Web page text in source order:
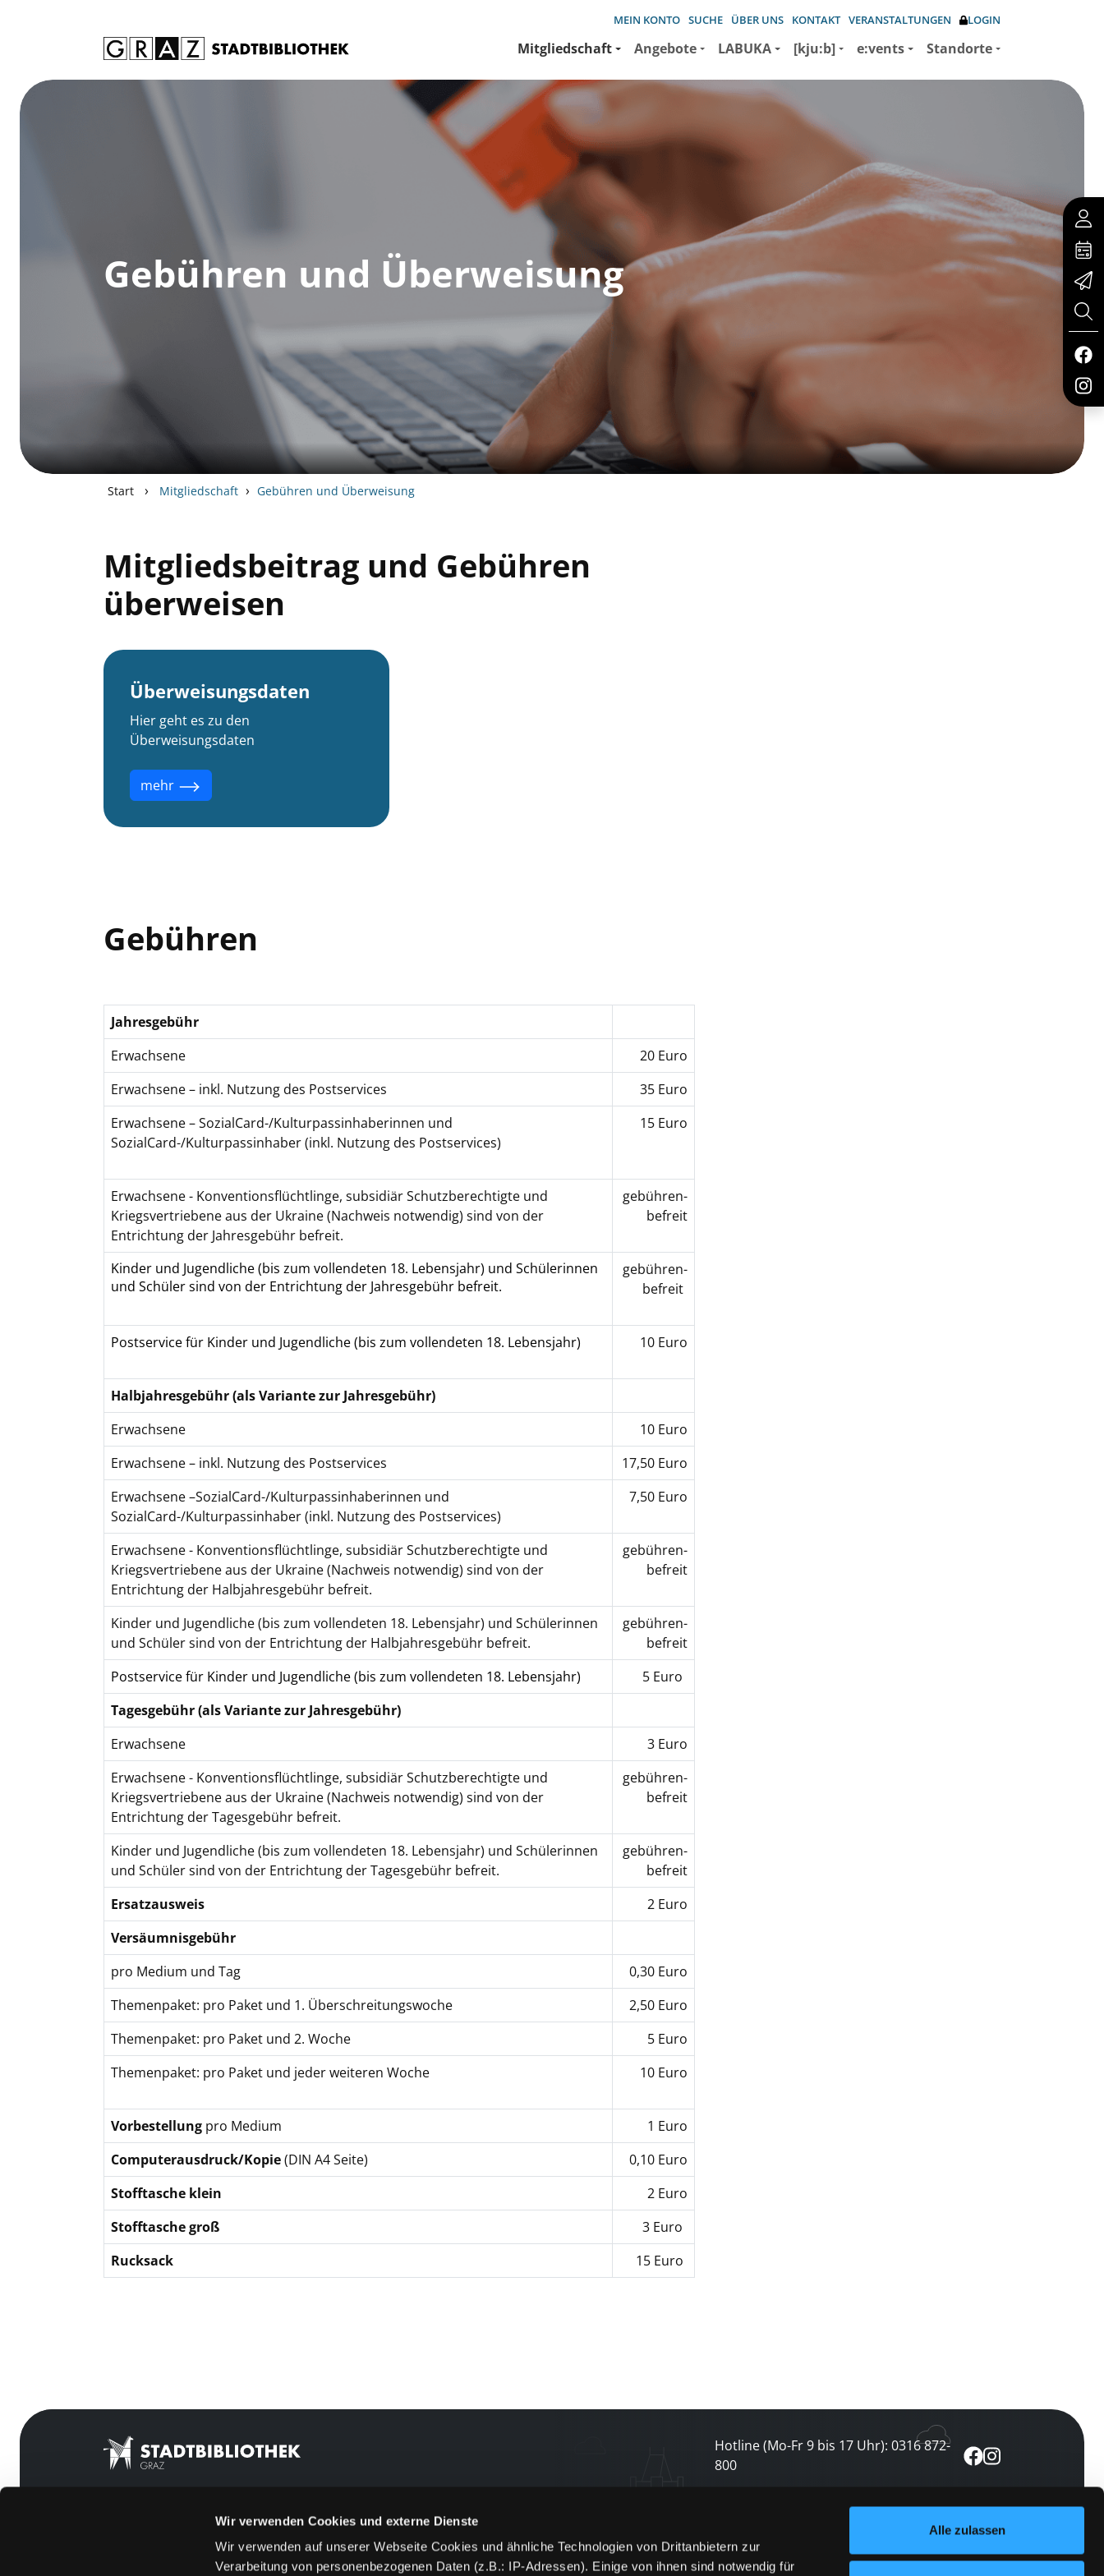
Wir verwenden Cookies und externe Dienste
Wir verwenden auf unserer Webseite Cookies und ähnliche Technologien von Drittanbietern zur
Verarbeitung von personenbezogenen Daten (z.B.: IP-Adressen). Einige von ihnen sind notwendig für
Alle zulassen
MEIN KONTO SUCHE ÜBER UNS KONTAKT VERANSTALTUNGEN LOGIN
Mitgliedschaft Angebote LABUKA [kju:b] e:vents Standorte
Gebühren und Überweisung
Start › Mitgliedschaft › Gebühren und Überweisung
Mitgliedsbeitrag und Gebühren
überweisen
Überweisungsdaten
Hier geht es zu den
Überweisungsdaten
mehr
Gebühren
Jahresgebühr
Erwachsene
20 Euro
Erwachsene – inkl. Nutzung des Postservices
35 Euro
Erwachsene – SozialCard-/Kulturpassinhaberinnen und
SozialCard-/Kulturpassinhaber (inkl. Nutzung des Postservices)
15 Euro
Erwachsene - Konventionsflüchtlinge, subsidiär Schutzberechtigte und
Kriegsvertriebene aus der Ukraine (Nachweis notwendig) sind von der
Entrichtung der Jahresgebühr befreit.
gebühren-
befreit
Kinder und Jugendliche (bis zum vollendeten 18. Lebensjahr) und Schülerinnen
und Schüler sind von der Entrichtung der Jahresgebühr befreit.
gebühren-
befreit
Postservice für Kinder und Jugendliche (bis zum vollendeten 18. Lebensjahr) 10 Euro
Halbjahresgebühr (als Variante zur Jahresgebühr)
Erwachsene
10 Euro
Erwachsene – inkl. Nutzung des Postservices
17,50 Euro
Erwachsene –SozialCard-/Kulturpassinhaberinnen und
SozialCard-/Kulturpassinhaber (inkl. Nutzung des Postservices)
7,50 Euro
Erwachsene - Konventionsflüchtlinge, subsidiär Schutzberechtigte und
Kriegsvertriebene aus der Ukraine (Nachweis notwendig) sind von der
Entrichtung der Halbjahresgebühr befreit.
gebühren-
befreit
Kinder und Jugendliche (bis zum vollendeten 18. Lebensjahr) und Schülerinnen
und Schüler sind von der Entrichtung der Halbjahresgebühr befreit.
gebühren-
befreit
Postservice für Kinder und Jugendliche (bis zum vollendeten 18. Lebensjahr)
5 Euro
Tagesgebühr (als Variante zur Jahresgebühr)
Erwachsene
3 Euro
Erwachsene - Konventionsflüchtlinge, subsidiär Schutzberechtigte und
Kriegsvertriebene aus der Ukraine (Nachweis notwendig) sind von der
Entrichtung der Tagesgebühr befreit.
gebühren-
befreit
Kinder und Jugendliche (bis zum vollendeten 18. Lebensjahr) und Schülerinnen
und Schüler sind von der Entrichtung der Tagesgebühr befreit.
gebühren-
befreit
Ersatzausweis
2 Euro
Versäumnisgebühr
pro Medium und Tag
0,30 Euro
Themenpaket: pro Paket und 1. Überschreitungswoche
2,50 Euro
Themenpaket: pro Paket und 2. Woche
5 Euro
Themenpaket: pro Paket und jeder weiteren Woche
10 Euro
Vorbestellung pro Medium
1 Euro
Computerausdruck/Kopie(DIN A4 Seite)
0,10 Euro
Stofftasche klein
2 Euro
Stofftasche groß
3 Euro
Rucksack
15 Euro
Hotline (Mo-Fr 9 bis 17 Uhr): 0316 872-
800
Feedback
Kontakt
Newsletter abonnieren
und keine Veranstaltung verpassen